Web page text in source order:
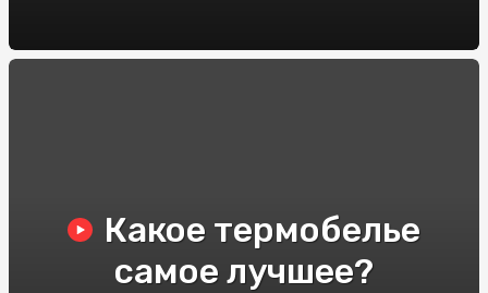
Какое термобелье
самое лучшее?